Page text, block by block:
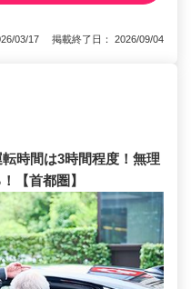
03/17 掲載終了日： 2026/09/04
時間は3時間程度！無理
【首都圏】